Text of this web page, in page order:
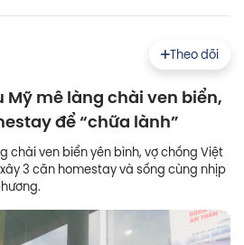
Theo dõi
Mỹ mê làng chài ven biển,
để “chữa lành”
chài ven biển yên bình, vợ chồng Việt
3 căn homestay và sống cùng nhịp